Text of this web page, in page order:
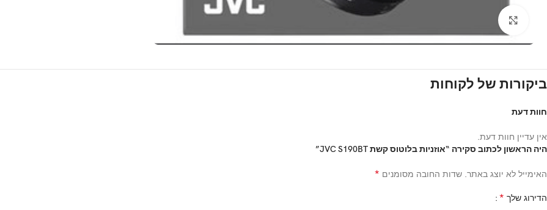
ביקורות של לקוחות
חוות דעת
אין עדיין חוות דעת.
היה הראשון לכתוב סקירה “אוזניות בלוטוס קשת JVC S190BT”
האימייל לא יוצג באתר. שדות החובה מסומנים *
הדירוג שלך *